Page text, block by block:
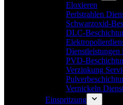
Eloxieren
Perlstrahlen
Schwarzoxid-
DLC-
Dienstleistungen
PVD-
Verzinkung
Vernickeln
Einspritzung